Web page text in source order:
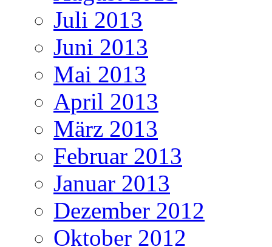
Juli 2013
Juni 2013
Mai 2013
April 2013
März 2013
Februar 2013
Januar 2013
Dezember 2012
Oktober 2012